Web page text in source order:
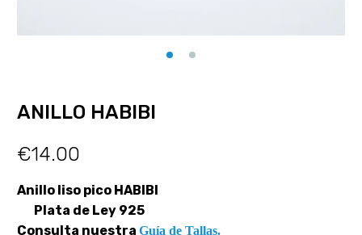
ANILLO HABIBI
€14.00
Anillo liso pico HABIBI
Plata de Ley 925
Consulta nuestra Guía de Tallas.